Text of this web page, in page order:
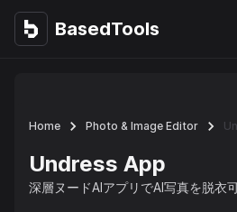
BasedTools
BasedTools
Home Photo & Image Editor
Undress App
深層ヌードAIアプリでAI写真を脱衣